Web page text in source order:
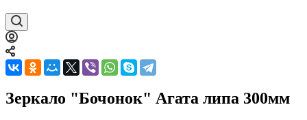
Зеркало "Бочонок" Агата липа 300мм